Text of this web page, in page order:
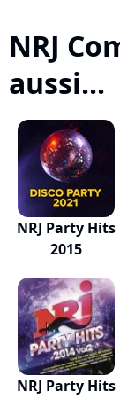
NRJ
aussi...
NRJ Party Hits
2015
NRJ Party Hits